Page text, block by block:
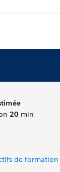
20 min
de formation